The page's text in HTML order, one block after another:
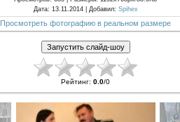
Дата: 13.11.2014 | Добавил: Spihex
Просмотреть фотографию в реальном размере
Рейтинг: 0.0/0